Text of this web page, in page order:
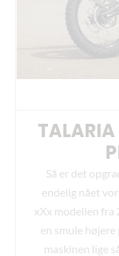
Så er det
endelig nået
xXx modellen fra
en smule
maskinen lige